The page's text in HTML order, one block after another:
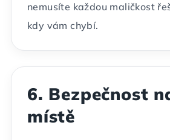
nemusíte každou maličkost
kdy vám chybí.
6. Bezpečnost
místě